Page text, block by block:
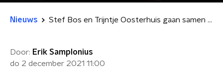
Nieuws Stef Bos en Trijntje Oosterhuis gaan samen muziek maken
Door: Erik Samplonius
do 2 december 2021 11:00